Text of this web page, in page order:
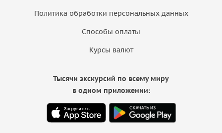
Политика обработки персональных данных
Способы оплаты
Курсы валют
Тысячи экскурсий по всему миру
в одном приложении: